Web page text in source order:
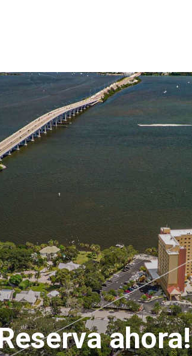
ahora!